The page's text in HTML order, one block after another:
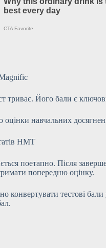
триває. Його бали є
навчальних
НМТ
поетапно. Після
попередню оцінку.
конвертувати тестові